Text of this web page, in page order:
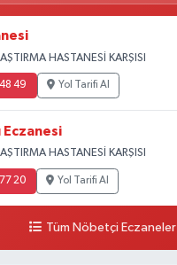
HASTANESİ KARŞISI
49 Yol Tarifi Al
Eczanesi
HASTANESİ KARŞISI
20 Yol Tarifi Al
Tüm Nöbetçi Eczaneler